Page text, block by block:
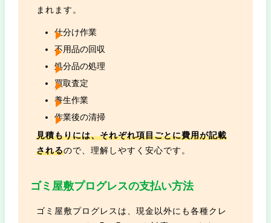
まれます。
仕分け作業
不用品の回収
処分品の処理
買取査定
養生作業
作業後の清掃
見積もりには、それぞれ項目ごとに費用が記載
されるので、理解しやすく安心です。
ゴミ屋敷プログレスの支払い方法
ゴミ屋敷プログレスは、現金以外にも各種クレ